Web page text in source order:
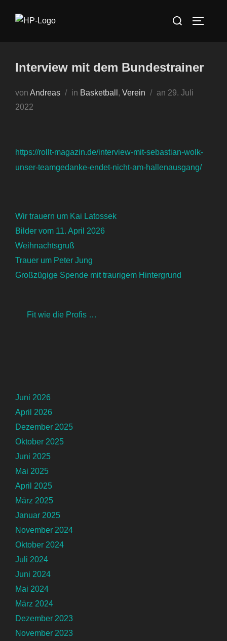
Inhalt
Suchen
Interview mit dem Bundestrainer
von Andreas in Basketball , Verein an Veröffentlicht
29. Juli
2022
https://rollt-magazin.de/interview-mit-sebastian-wolk-
unser-teamgedanke-endet-nicht-am-hallenausgang/
Wir trauern um Kai Latossek
Bilder vom 11. April 2026
Weihnachtsgruß
Trauer um Peter Jung
Großzügige Spende mit traurigem Hintergrund
Fit wie die Profis …
Juni 2026
April 2026
Dezember 2025
Oktober 2025
Juni 2025
Mai 2025
April 2025
März 2025
Januar 2025
November 2024
Oktober 2024
Juli 2024
Juni 2024
Mai 2024
März 2024
Dezember 2023
November 2023